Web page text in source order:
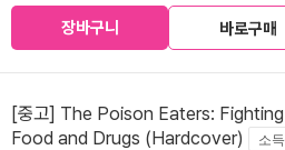
장바구니 바로구매
[중고] The Poison Eaters:
Food and Drugs (Hardcover)
소